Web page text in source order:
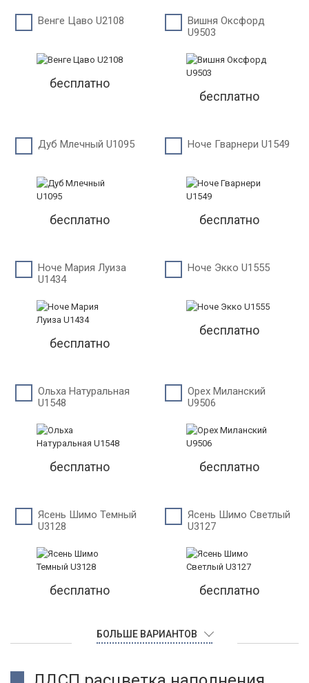
Венге Цаво U2108
бесплатно
Вишня Оксфорд
U9503
бесплатно
Дуб Млечный U1095
бесплатно
Ноче Гварнери U1549
бесплатно
Ноче Мария Луиза
U1434
бесплатно
Ноче Экко U1555
бесплатно
Ольха Натуральная
U1548
бесплатно
Орех Миланский
U9506
бесплатно
Ясень Шимо Темный
U3128
бесплатно
Ясень Шимо Светлый
U3127
бесплатно
БОЛЬШЕ ВАРИАНТОВ